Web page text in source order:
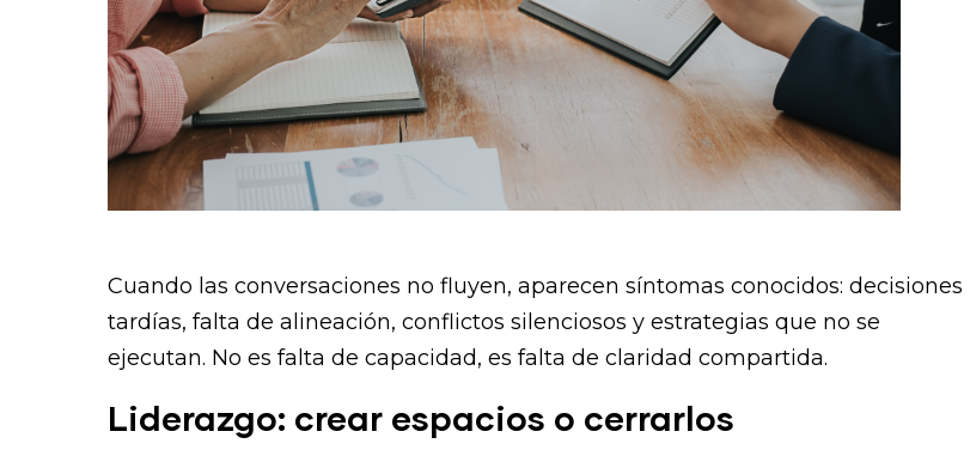
Cuando las conversaciones no fluyen, aparecen síntomas conocidos: decisiones
tardías, falta de alineación, conflictos silenciosos y estrategias que no se
ejecutan. No es falta de capacidad, es falta de claridad compartida.
Liderazgo: crear espacios o cerrarlos